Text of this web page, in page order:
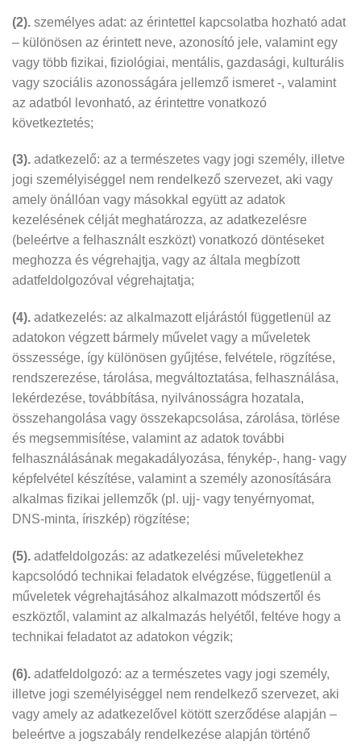
(2). személyes adat: az érintettel kapcsolatba hozható adat
– különösen az érintett neve, azonosító jele, valamint egy
vagy több fizikai, fiziológiai, mentális, gazdasági, kulturális
vagy szociális azonosságára jellemző ismeret -, valamint
az adatból levonható, az érintettre vonatkozó
következtetés;
(3). adatkezelő: az a természetes vagy jogi személy, illetve
jogi személyiséggel nem rendelkező szervezet, aki vagy
amely önállóan vagy másokkal együtt az adatok
kezelésének célját meghatározza, az adatkezelésre
(beleértve a felhasznált eszközt) vonatkozó döntéseket
meghozza és végrehajtja, vagy az általa megbízott
adatfeldolgozóval végrehajtatja;
(4). adatkezelés: az alkalmazott eljárástól függetlenül az
adatokon végzett bármely művelet vagy a műveletek
összessége, így különösen gyűjtése, felvétele, rögzítése,
rendszerezése, tárolása, megváltoztatása, felhasználása,
lekérdezése, továbbítása, nyilvánosságra hozatala,
összehangolása vagy összekapcsolása, zárolása, törlése
és megsemmisítése, valamint az adatok további
felhasználásának megakadályozása, fénykép-, hang- vagy
képfelvétel készítése, valamint a személy azonosítására
alkalmas fizikai jellemzők (pl. ujj- vagy tenyérnyomat,
DNS-minta, íriszkép) rögzítése;
(5). adatfeldolgozás: az adatkezelési műveletekhez
kapcsolódó technikai feladatok elvégzése, függetlenül a
műveletek végrehajtásához alkalmazott módszertől és
eszköztől, valamint az alkalmazás helyétől, feltéve hogy a
technikai feladatot az adatokon végzik;
(6). adatfeldolgozó: az a természetes vagy jogi személy,
illetve jogi személyiséggel nem rendelkező szervezet, aki
vagy amely az adatkezelővel kötött szerződése alapján –
beleértve a jogszabály rendelkezése alapján történő